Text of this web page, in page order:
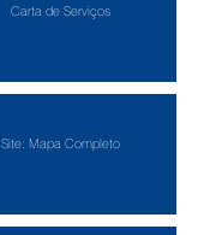
Carta de Serviços
Site: Mapa Completo